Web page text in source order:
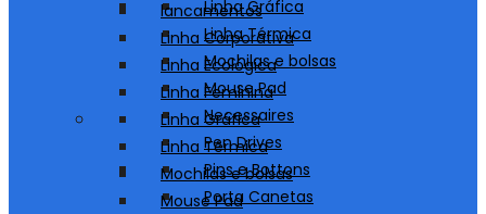
Linha Gráfica
Linha Térmica
Mochilas e bolsas
Mouse Pad
Necessaires
Pen Drives
Pins e Bottons
Porta Canetas
lancamentos
Linha Corporativa
Linha Ecológica
Linha Feminina
Linha Gráfica
Linha Térmica
Mochilas e bolsas
Mouse Pad